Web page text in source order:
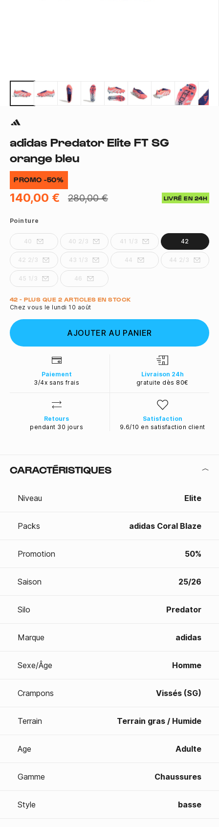
adidas Predator Elite FT SG
orange bleu
PROMO -50%
140,00 € 280,00 € LIVRÉ EN 24H
Pointure
40 40 2/3 41 1/3 42
42 2/3 43 1/3 44 44 2/3
45 1/3 46
Quantité
42 - PLUS QUE 2 ARTICLES EN STOCK
Chez vous le lundi 10 août
AJOUTER AU PANIER
Paiement
3/4x sans frais
Livraison 24h
gratuite dès 80€
Retours
pendant 30 jours
Satisfaction
9.6/10 en satisfaction client
CARACTÉRISTIQUES
Niveau Elite
Packs adidas Coral Blaze
Promotion 50%
Saison 25/26
Silo Predator
Marque adidas
Sexe/Âge Homme
Crampons Vissés (SG)
Terrain Terrain gras / Humide
Age Adulte
Gamme Chaussures
Style basse